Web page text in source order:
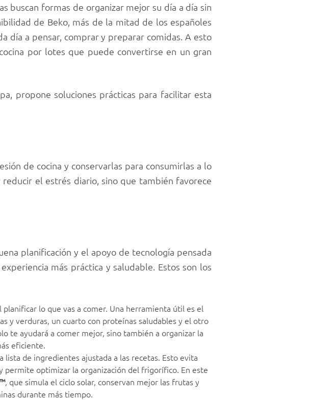
buscan formas de organizar mejor su día a día sin
de Beko, más de la mitad de los españoles
día a pensar, comprar y preparar comidas. A esto
por lotes que puede convertirse en un gran
propone soluciones prácticas para facilitar esta
de cocina y conservarlas para consumirlas a lo
el estrés diario, sino que también favorece
planificación y el apoyo de tecnología pensada
más práctica y saludable. Estos son los
lo que vas a comer. Una herramienta útil es el
y verduras, un cuarto con proteínas saludables y el otro
te ayudará a comer mejor, sino también a organizar la
eficiente.
lista de ingredientes ajustada a las recetas. Esto evita
permite optimizar la organización del frigorífico. En este
, que simula el ciclo solar, conservan mejor las frutas y
durante más tiempo.